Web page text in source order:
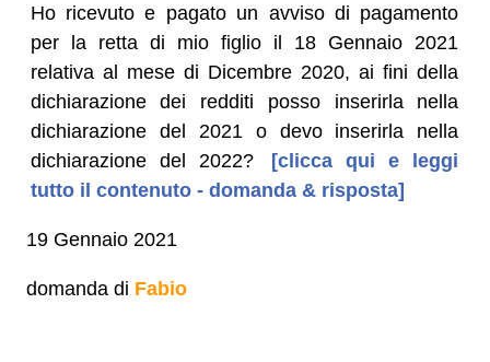
Ho ricevuto e pagato un avviso di pagamento
per la retta di mio figlio il 18 Gennaio 2021
relativa al mese di Dicembre 2020, ai fini della
dichiarazione dei redditi posso inserirla nella
dichiarazione del 2021 o devo inserirla nella
dichiarazione del 2022?
[clicca qui e leggi
tutto il contenuto - domanda & risposta]
19 Gennaio 2021
domanda di Fabio